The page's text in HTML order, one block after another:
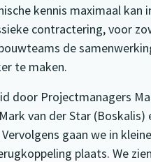
kennis maximaal kan
contractering, voor
de
te maken.
door Projectmanagers
van der Star (Boskalis)
gaan we in
plaats. We